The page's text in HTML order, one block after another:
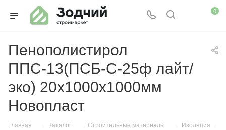
0
Пенополистирол
ППС-13(ПСБ-С-25ф лайт/
эко) 20х1000х1000мм
Новопласт
Главная — Каталог — Строительные материалы — Изоляция —